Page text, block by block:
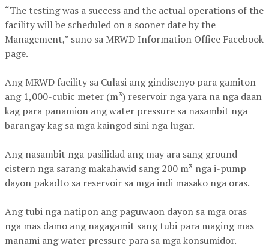
“The testing was a success and the actual operations of the
facility will be scheduled on a sooner date by the
Management,” suno sa MRWD Information Office Facebook
page.
Ang MRWD facility sa Culasi ang gindisenyo para gamiton
ang 1,000-cubic meter (m³) reservoir nga yara na nga daan
kag para panamion ang water pressure sa nasambit nga
barangay kag sa mga kaingod sini nga lugar.
Ang nasambit nga pasilidad ang may ara sang ground
cistern nga sarang makahawid sang 200 m³ nga i-pump
dayon pakadto sa reservoir sa mga indi masako nga oras.
Ang tubi nga natipon ang paguwaon dayon sa mga oras
nga mas damo ang nagagamit sang tubi para maging mas
manami ang water pressure para sa mga konsumidor.